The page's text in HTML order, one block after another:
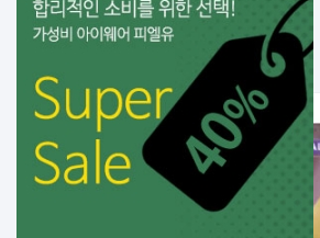
입고된 상품 NEW!